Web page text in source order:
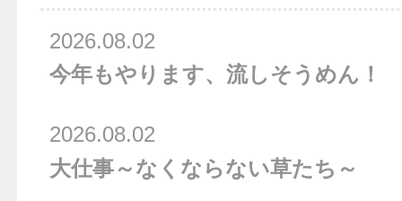
今年もやります、流しそうめん！
2026.08.02
大仕事～なくならない草たち～
2026.08.02